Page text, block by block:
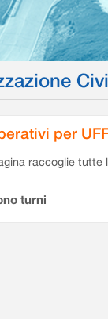
per
raccoglie tutte
turni